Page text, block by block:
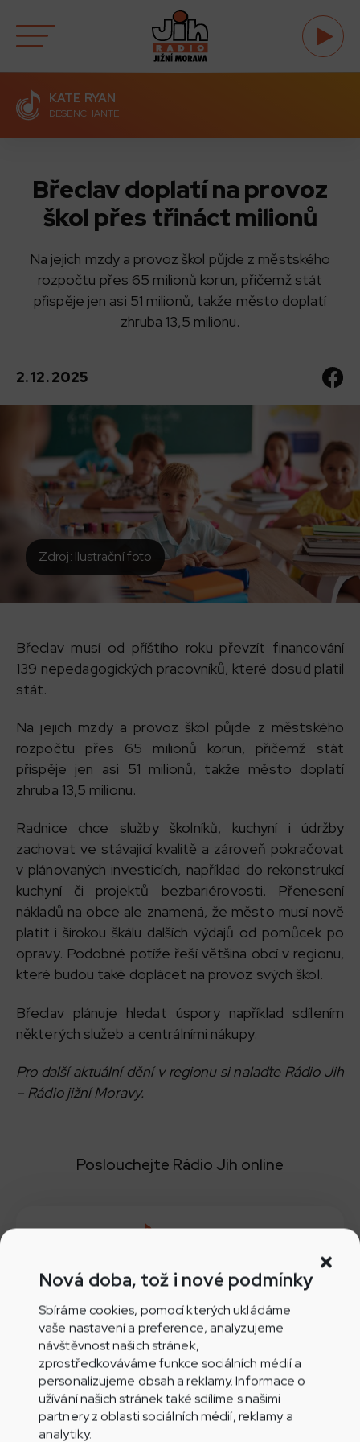
Nová doba, tož i nové podmínky
Sbíráme cookies, pomocí kterých ukládáme
vaše nastavení a preference, analyzujeme
návštěvnost našich stránek,
zprostředkováváme funkce sociálních médií a
personalizujeme obsah a reklamy. Informace o
užívání našich stránek také sdílíme s našimi
partnery z oblasti sociálních médií, reklamy a
analytiky.
KATE RYAN
DESENCHANTE
Břeclav doplatí na provoz
škol přes třináct milionů
Na jejich mzdy a provoz škol půjde z městského
rozpočtu přes 65 milionů korun, přičemž stát
přispěje jen asi 51 milionů, takže město doplatí
zhruba 13,5 milionu.
2. 12. 2025
Zdroj: Ilustrační foto
Břeclav musí od příštího roku převzít financování
139 nepedagogických pracovníků, které dosud platil
stát.
Na jejich mzdy a provoz škol půjde z městského
rozpočtu přes 65 milionů korun, přičemž stát
přispěje jen asi 51 milionů, takže město doplatí
zhruba 13,5 milionu.
Radnice chce služby školníků, kuchyní i údržby
zachovat ve stávající kvalitě a zároveň pokračovat
v plánovaných investicích, například do rekonstrukcí
kuchyní či projektů bezbariérovosti. Přenesení
nákladů na obce ale znamená, že město musí nově
platit i širokou škálu dalších výdajů od pomůcek po
opravy. Podobné potíže řeší většina obcí v regionu,
které budou také doplácet na provoz svých škol.
Břeclav plánuje hledat úspory například sdílením
některých služeb a centrálními nákupy.
Pro další aktuální dění v regionu si nalaďte Rádio Jih
– Rádio jižní Moravy.
Poslouchejte Rádio Jih online
Aplikace Play.cz pro Android